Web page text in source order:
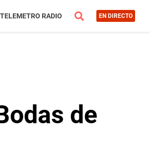
TELEMETRO RADIO EN DIRECTO
de